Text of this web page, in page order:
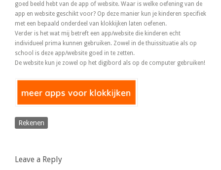
goed beeld hebt van de app of website. Waar is welke oefening van de
app en website geschikt voor? Op deze manier kun je kinderen specifiek
met een bepaald onderdeel van klokkijken laten oefenen.
Verder is het wat mij betreft een app/website die kinderen echt
individueel prima kunnen gebruiken. Zowel in de thuissituatie als op
school is deze app/website goed in te zetten.
De website kun je zowel op het digibord als op de computer gebruiken!
Rekenen
Leave a Reply